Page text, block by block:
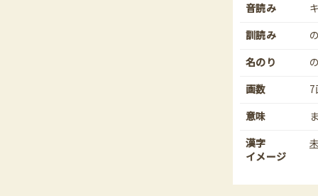
音読み
訓読み
名のり
画数
7
意味
漢字
イメージ